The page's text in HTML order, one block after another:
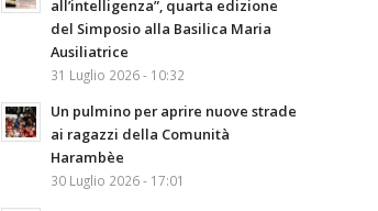
all’intelligenza”, quarta edizione
del Simposio alla Basilica Maria
Ausiliatrice
31 Luglio 2026 - 10:32
Un pulmino per aprire nuove strade
ai ragazzi della Comunità
Harambèe
30 Luglio 2026 - 17:01